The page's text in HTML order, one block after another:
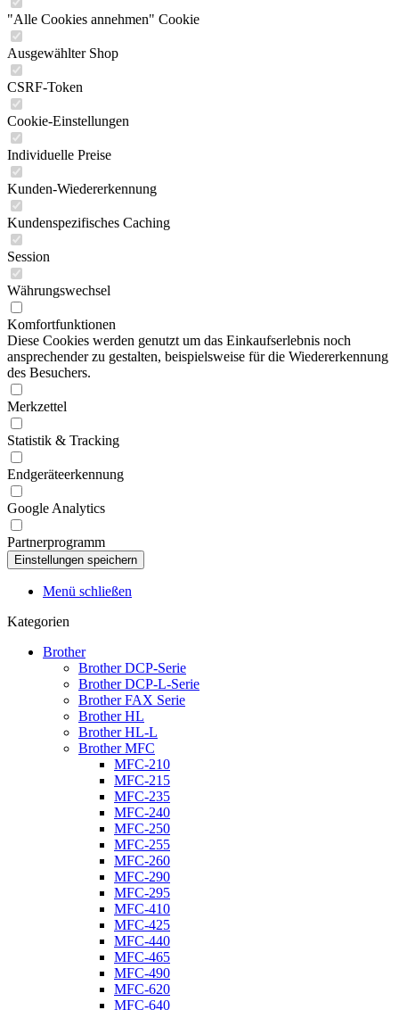
"Alle Cookies annehmen" Cookie
Ausgewählter Shop
CSRF-Token
Cookie-Einstellungen
Individuelle Preise
Kunden-Wiedererkennung
Kundenspezifisches Caching
Session
Währungswechsel
Komfortfunktionen
Diese Cookies werden genutzt um das Einkaufserlebnis noch
ansprechender zu gestalten, beispielsweise für die Wiedererkennung
des Besuchers.
Merkzettel
Statistik & Tracking
Endgeräteerkennung
Google Analytics
Partnerprogramm
Menü schließen
Kategorien
Brother
Brother DCP-Serie
Brother DCP-L-Serie
Brother FAX Serie
Brother HL
Brother HL-L
Brother MFC
MFC-210
MFC-215
MFC-235
MFC-240
MFC-250
MFC-255
MFC-260
MFC-290
MFC-295
MFC-410
MFC-425
MFC-440
MFC-465
MFC-490
MFC-620
MFC-640